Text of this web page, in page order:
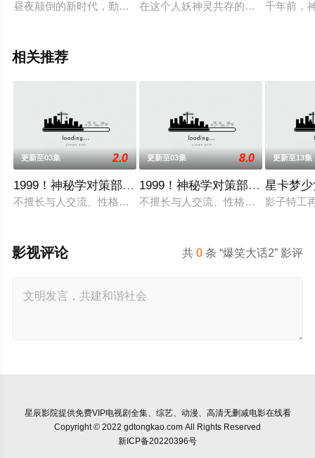
昼夜颠倒的新时代，勤劳的御史大人们降妖除魔打怪兽的欢乐
在这个人妖神灵共存的时代，三藏师
千年前，
相关推荐
更新至03集 2.0
1999！神秘学对策部英语
不擅长与人交流、性格腼腆的马库斯在一场乌龙中意外成为了“
更新至03集 8.0
1999！神秘学对策部国语
不擅长与人交流、性格腼腆的马库斯
更新至13集
星卡梦
影子特工
共0 条 “爆笑大话2” 影评
影视评论
星辰影院提供免费VIP电视剧全集、综艺、动漫、高清无删减电影在线看
Copyright © 2022 gdtongkao.com All Rights Reserved
新ICP备20220396号